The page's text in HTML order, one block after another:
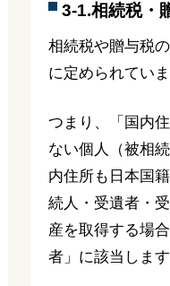
3-1.相続税・
相続税や贈与税
に定められていま
つまり、「国内
ない個人（被相
内住所も日本国
続人・受遺者・
産を取得する場
者」に該当します